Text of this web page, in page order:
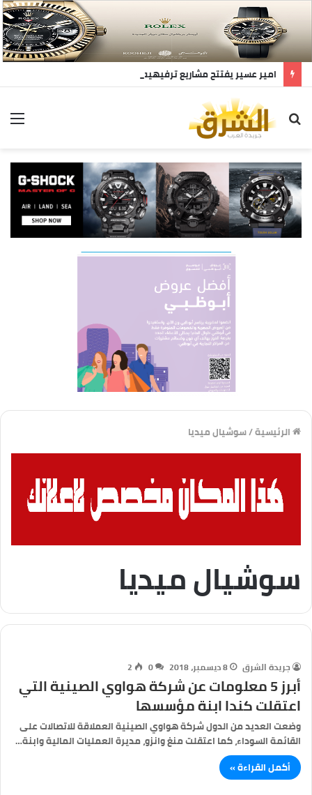
امير عسير يفتتح مشاريع ترفيهيه
بحث
الرئيسية/سوشيال ميديا
سوشيال ميديا
جريدة الشرق 8 ديسمبر، 2018 0
2
أبرز 5 معلومات عن شركة هواوي الصينية التي
اعتقلت كندا ابنة مؤسسها
وضعت العديد من الدول شركة هواوي الصينية العملاقة للاتصالات على
القائمة السوداء، كما اعتقلت منغ وانزو، مديرة العمليات المالية وابنة…
أكمل القراءة »